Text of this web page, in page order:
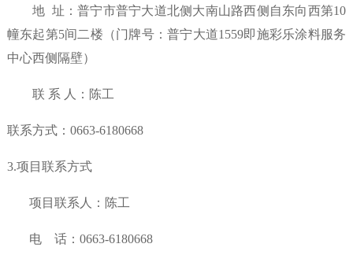
地 址：普宁市普宁大道北侧大南山路西侧自东向西第10
幢东起第5间二楼（门牌号：普宁大道1559即施彩乐涂料服务
中心西侧隔壁）
联 系 人：陈工
联系方式： 0663-6180668
3.项目联系方式
项目联系人：陈工
电 话： 0663-6180668